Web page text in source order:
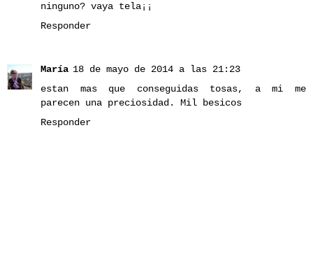
ninguno? vaya tela¡¡
Responder
María 18 de mayo de 2014 a las 21:23
estan mas que conseguidas tosas, a mi me
parecen una preciosidad. Mil besicos
Responder